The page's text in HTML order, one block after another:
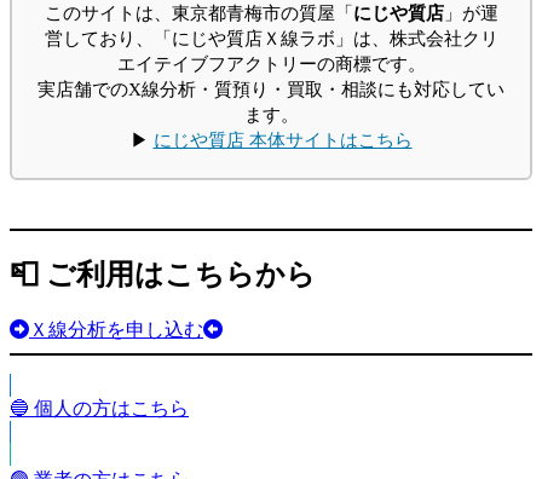
このサイトは、東京都青梅市の質屋「にじや質店」が運
営しており、「にじや質店Ｘ線ラボ」は、株式会社クリ
エイテイブフアクトリーの商標です。
実店舗でのX線分析・質預り・買取・相談にも対応してい
ます。
▶ にじや質店 本体サイトはこちら
📮 ご利用はこちらから
Ｘ線分析を申し込む
🔵 個人の方はこちら